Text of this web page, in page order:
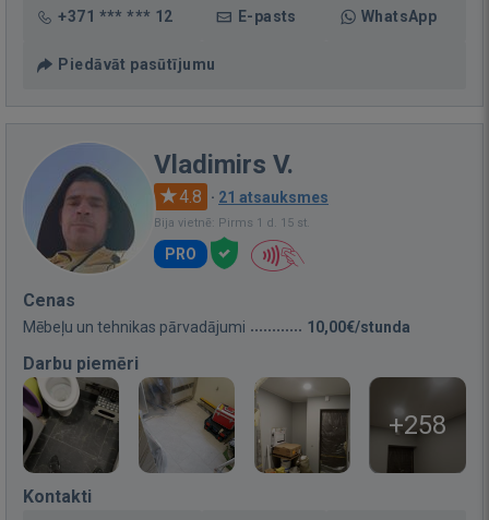
+371 *** *** 12 E-pasts WhatsApp
Piedāvāt pasūtījumu
Vladimirs V.
4.8 · 21 atsauksmes
Bija vietnē: Pirms 1 d. 15 st.
PRO
Cenas
Mēbeļu un tehnikas pārvadājumi 10,00€/stunda
Darbu piemēri
+258
Kontakti